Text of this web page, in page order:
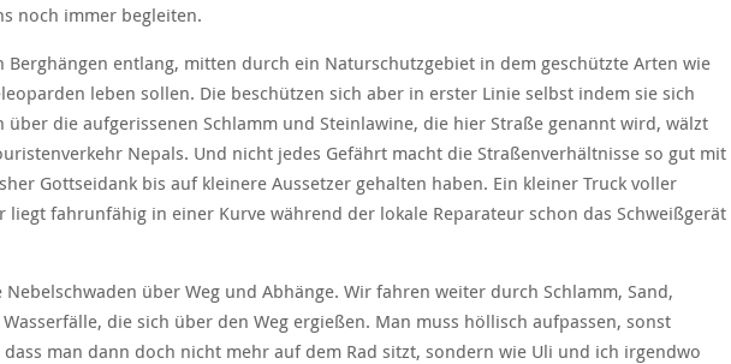
noch immer begleiten.
Berghängen entlang, mitten durch ein Naturschutzgebiet in dem geschützte Arten wie
leben sollen. Die beschützen sich aber in erster Linie selbst indem sie sich
über die aufgerissenen Schlamm und Steinlawine, die hier Straße genannt wird, wälzt
Nepals. Und nicht jedes Gefährt macht die Straßenverhältnisse so gut mit
Gottseidank bis auf kleinere Aussetzer gehalten haben. Ein kleiner Truck voller
liegt fahrunfähig in einer Kurve während der lokale Reparateur schon das Schweißgerät
Nebelschwaden über Weg und Abhänge. Wir fahren weiter durch Schlamm, Sand,
die sich über den Weg ergießen. Man muss höllisch aufpassen, sonst
dass man dann doch nicht mehr auf dem Rad sitzt, sondern wie Uli und ich irgendwo